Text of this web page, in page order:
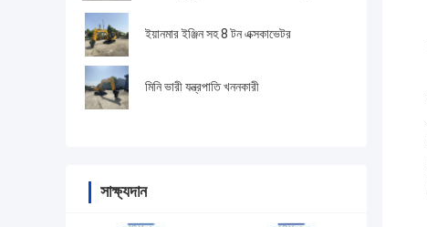
ইয়ানমার ইঞ্জিন সহ 8 টন এক্সকাভেটর
মিনি ভারী যন্ত্রপাতি খননকারী
সাক্ষ্যদান